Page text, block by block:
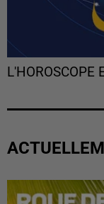
L'HOROSCOPE